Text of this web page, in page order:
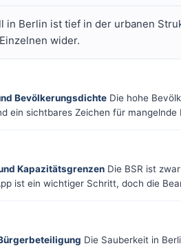
in Berlin ist tief in der urbanen
wider.
Bevölkerungsdichte Die hohe
ein sichtbares Zeichen für
Kapazitätsgrenzen Die BSR ist
ist ein wichtiger Schritt, doch die
Die Sauberkeit in